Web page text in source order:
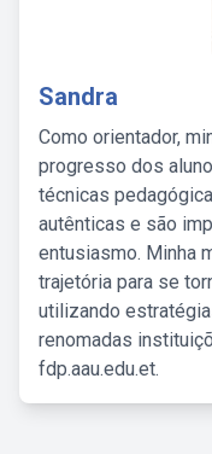
Sandra
Como orientador,
progresso dos
técnicas
autênticas e são
entusiasmo. Minha
trajetória para se
utilizando
renomadas
fdp.aau.edu.et.